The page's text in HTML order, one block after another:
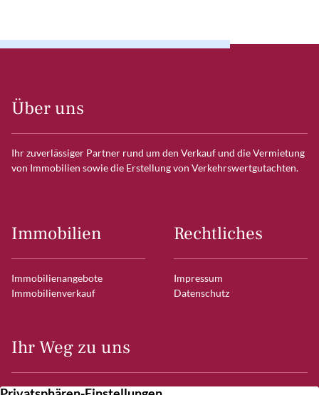
Über uns
Ihr zuverlässiger Partner rund um den Verkauf und die Vermietung
von Immobilien sowie die Erstellung von Verkehrswertgutachten.
Immobilien
Immobilienangebote
Immobilienverkauf
Rechtliches
Impressum
Datenschutz
Ihr Weg zu uns
Frahmredder 7